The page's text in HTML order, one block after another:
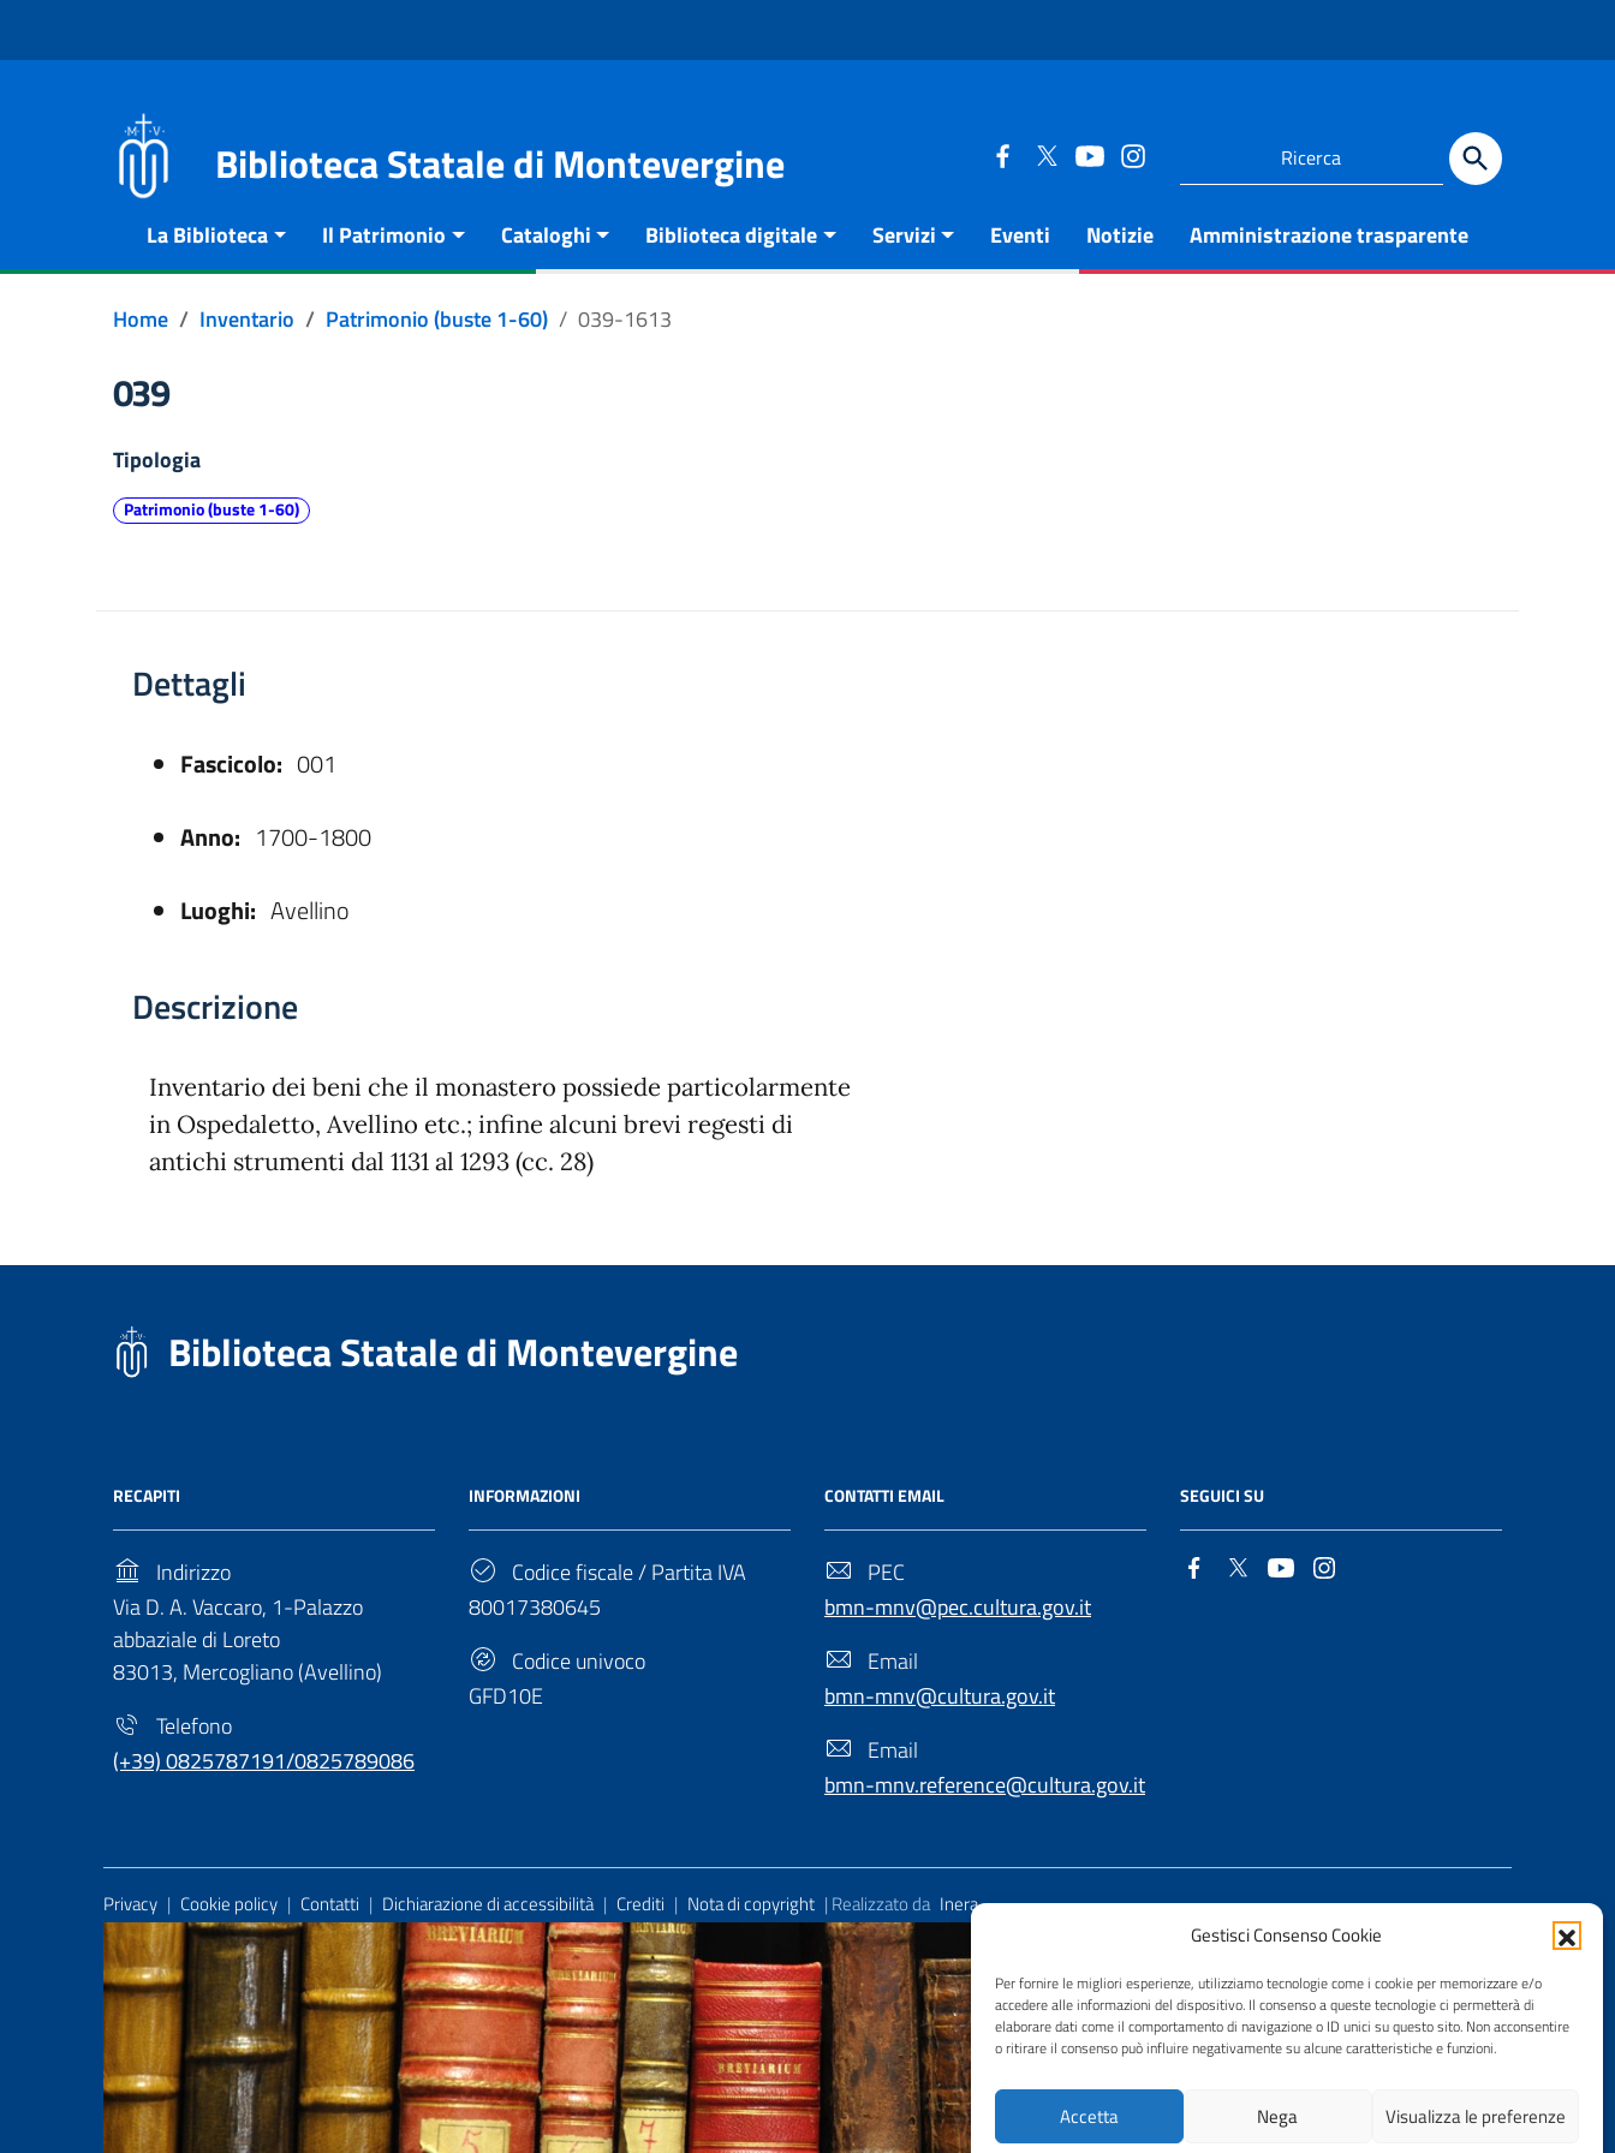
Gestisci Consenso Cookie
Per fornire le migliori esperienze, utilizziamo tecnologie come i cookie per memorizzare e/o
accedere alle informazioni del dispositivo. Il consenso a queste tecnologie ci permetterà di
elaborare dati come il comportamento di navigazione o ID unici su questo sito. Non acconsentire
o ritirare il consenso può influire negativamente su alcune caratteristiche e funzioni.
Accetta Nega Visualizza le preferenze
Biblioteca Statale di Montevergine
La Biblioteca Il Patrimonio Cataloghi Biblioteca digitale Servizi Eventi Notizie Amministrazione trasparente
Home Inventario Patrimonio (buste 1-60) 039-1613
039
Tipologia
Patrimonio (buste 1-60)
Dettagli
Fascicolo: 001
Anno: 1700-1800
Luoghi: Avellino
Descrizione
Inventario dei beni che il monastero possiede particolarmente
in Ospedaletto, Avellino etc.; infine alcuni brevi regesti di
antichi strumenti dal 1131 al 1293 (cc. 28)
Biblioteca Statale di Montevergine
RECAPITI
Indirizzo
Via D. A. Vaccaro, 1-Palazzo
abbaziale di Loreto
83013, Mercogliano (Avellino)
Telefono
(+39) 0825787191/0825789086
INFORMAZIONI
Codice fiscale / Partita IVA
80017380645
Codice univoco
GFD10E
CONTATTI EMAIL
PEC
bmn-mnv@pec.cultura.gov.it
Email
bmn-mnv@cultura.gov.it
Email
bmn-mnv.reference@cultura.gov.it
SEGUICI SU
Useful Links Section
Privacy | Cookie policy | Contatti | Dichiarazione di accessibilità | Crediti | Nota di copyright | Realizzato da Inera